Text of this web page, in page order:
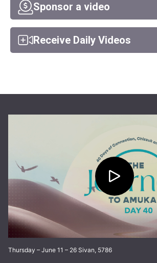
Sponsor a video
Receive Daily Videos
Thursday – June 11 – 26 Sivan, 5786